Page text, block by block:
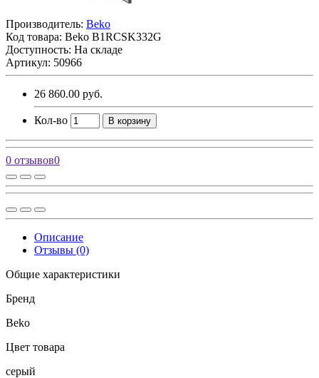
Производитель: Beko
Код товара: Beko B1RCSK332G
Доступность: На складе
Артикул: 50966
26 860.00 руб.
Кол-во В корзину
0 отзывов0
Описание
Отзывы (0)
Общие характеристики
Бренд
Beko
Цвет товара
серый